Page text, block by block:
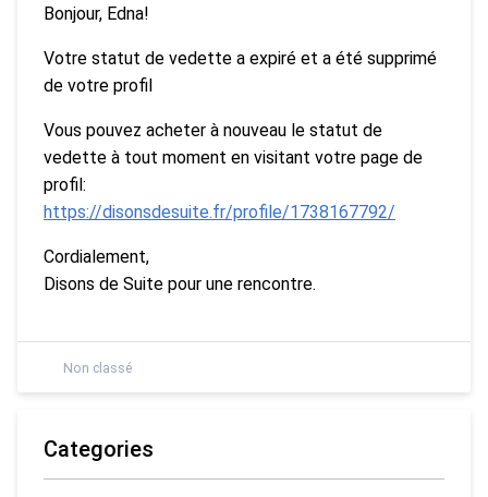
Bonjour, Edna!
Votre statut de vedette a expiré et a été supprimé
de votre profil
Vous pouvez acheter à nouveau le statut de
vedette à tout moment en visitant votre page de
profil:
https://disonsdesuite.fr/profile/1738167792/
Cordialement,
Disons de Suite pour une rencontre.
Non classé
Categories